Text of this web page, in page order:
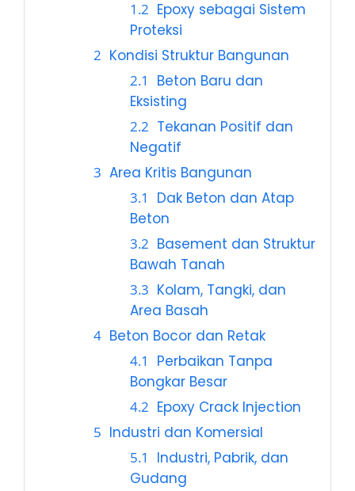
Epoxy sebagai Sistem
Proteksi
Kondisi Struktur Bangunan
Beton Baru dan
Eksisting
Tekanan Positif dan
Negatif
Area Kritis Bangunan
Dak Beton dan Atap
Beton
Basement dan Struktur
Bawah Tanah
Kolam, Tangki, dan
Area Basah
Beton Bocor dan Retak
Perbaikan Tanpa
Bongkar Besar
Epoxy Crack Injection
Industri dan Komersial
Industri, Pabrik, dan
Gudang